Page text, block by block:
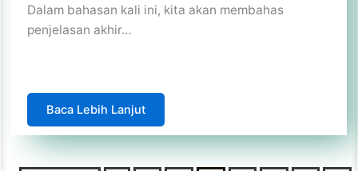
Dalam bahasan kali ini, kita akan membahas
penjelasan akhir…
Baca Lebih Lanjut